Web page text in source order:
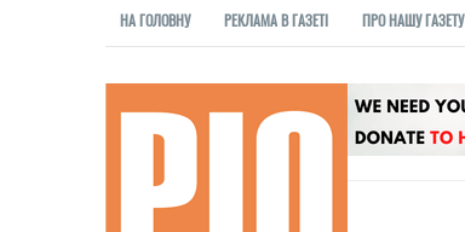
НА ГОЛОВНУ РЕКЛАМА В ГАЗЕТІ ПРО НАШУ ГАЗЕТУ